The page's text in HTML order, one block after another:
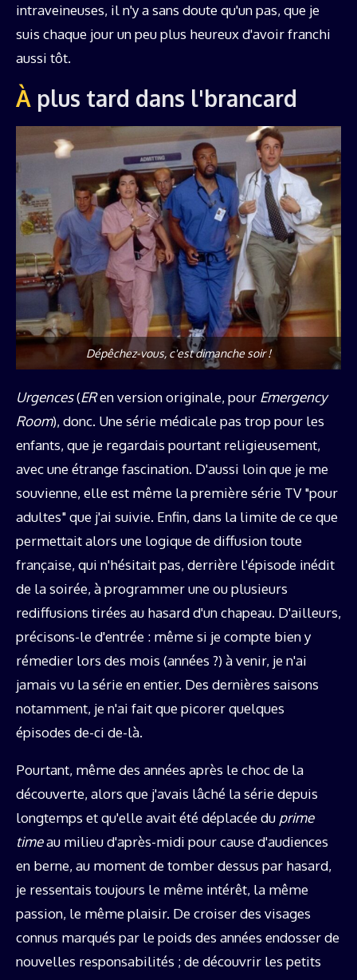
intraveineuses, il n'y a sans doute qu'un pas, que je
suis chaque jour un peu plus heureux d'avoir franchi
aussi tôt.
À plus tard dans l'brancard
Dépêchez-vous, c'est dimanche soir !
Urgences(ERen version originale, pour Emergency
Room), donc. Une série médicale pas trop pour les
enfants, que je regardais pourtant religieusement,
avec une étrange fascination. D'aussi loin que je me
souvienne, elle est même la première série TV "pour
adultes" que j'ai suivie. Enfin, dans la limite de ce que
permettait alors une logique de diffusion toute
française, qui n'hésitait pas, derrière l'épisode inédit
de la soirée, à programmer une ou plusieurs
rediffusions tirées au hasard d'un chapeau. D'ailleurs,
précisons-le d'entrée : même si je compte bien y
rémedier lors des mois (années ?) à venir, je n'ai
jamais vu la série en entier. Des dernières saisons
notamment, je n'ai fait que picorer quelques
épisodes de-ci de-là.
Pourtant, même des années après le choc de la
découverte, alors que j'avais lâché la série depuis
longtemps et qu'elle avait été déplacée du prime
timeau milieu d'après-midi pour cause d'audiences
en berne, au moment de tomber dessus par hasard,
je ressentais toujours le même intérêt, la même
passion, le même plaisir. De croiser des visages
connus marqués par le poids des années endosser de
nouvelles responsabilités ; de découvrir les petits